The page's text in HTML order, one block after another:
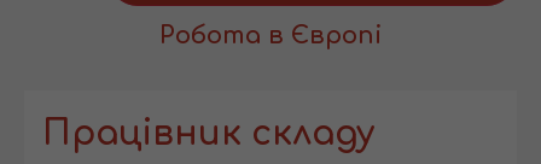
Робота в Європі
Працівник складу